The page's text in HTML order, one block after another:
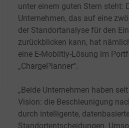
unter einem guten Stern steht:
Unternehmen, das auf eine
der Standortanalyse für den
zurückblicken kann, hat
eine E-Mobiltiy-Lösung im
„ChargePlanner“.
„Beide Unternehmen haben
Vision: die Beschleunigung
durch intelligente,
Standortentscheidungen.